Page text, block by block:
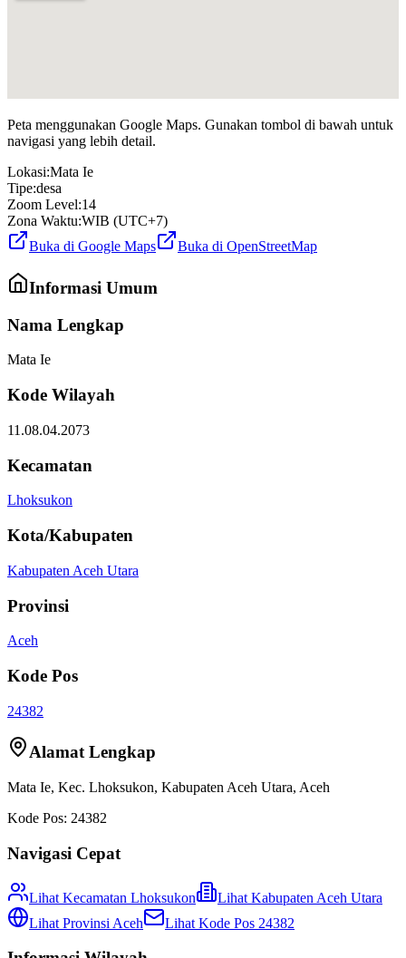
Peta menggunakan Google Maps. Gunakan tombol di bawah untuk
navigasi yang lebih detail.
Lokasi:Mata Ie
Tipe:desa
Zoom Level:14
Zona Waktu:WIB (UTC+7)
Buka di Google Maps
Buka di OpenStreetMap
Informasi Umum
Nama Lengkap
Mata Ie
Kode Wilayah
11.08.04.2073
Kecamatan
Lhoksukon
Kota/Kabupaten
Kabupaten Aceh Utara
Provinsi
Aceh
Kode Pos
24382
Alamat Lengkap
Mata Ie, Kec. Lhoksukon, Kabupaten Aceh Utara, Aceh
Kode Pos: 24382
Navigasi Cepat
Lihat Kecamatan Lhoksukon Lihat Kabupaten Aceh Utara
Lihat Provinsi Aceh Lihat Kode Pos 24382